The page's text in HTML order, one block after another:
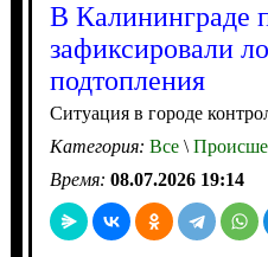
В Калининграде
зафиксировали
подтопления
Ситуация в городе
Категория: Все\
Время: 08.07.2026 19:14